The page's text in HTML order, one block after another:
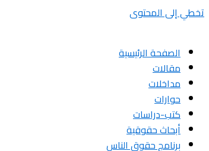
تخطي إلى المحتوى
الصفحة الرئيسية
مقالات
مداخلات
حوارات
كتب-دراسات
أبحاث حقوقية
برنامج حقوق الناس